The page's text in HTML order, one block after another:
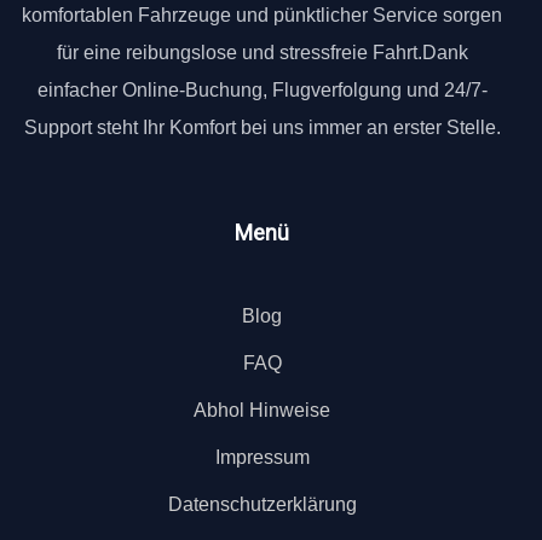
komfortablen Fahrzeuge und pünktlicher Service sorgen
für eine reibungslose und stressfreie Fahrt.Dank
einfacher Online-Buchung, Flugverfolgung und 24/7-
Support steht Ihr Komfort bei uns immer an erster Stelle.
Menü
Blog
FAQ
Abhol Hinweise
Impressum
Datenschutzerklärung